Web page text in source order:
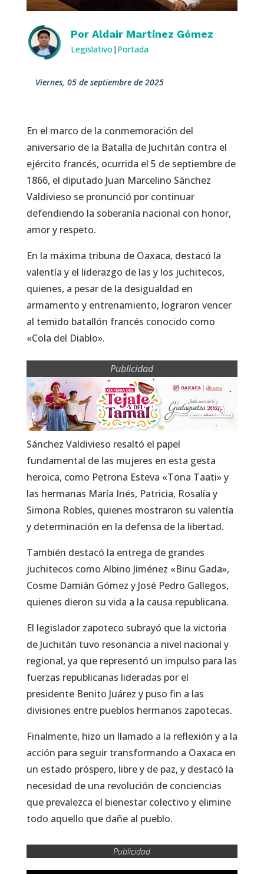
Por Aldair Martínez Gómez
Legislativo | Portada
viernes, 05 de septiembre de 2025
En el marco de la conmemoración del
aniversario de la Batalla de Juchitán contra el
ejército francés, ocurrida el 5 de septiembre de
1866, el diputado Juan Marcelino Sánchez
Valdivieso se pronunció por continuar
defendiendo la soberanía nacional con honor,
amor y respeto.
En la máxima tribuna de Oaxaca, destacó la
valentía y el liderazgo de las y los juchitecos,
quienes, a pesar de la desigualdad en
armamento y entrenamiento, lograron vencer
al temido batallón francés conocido como
«Cola del Diablo».
Publicidad
Sánchez Valdivieso resaltó el papel
fundamental de las mujeres en esta gesta
heroica, como Petrona Esteva «Tona Taati» y
las hermanas María Inés, Patricia, Rosalía y
Simona Robles, quienes mostraron su valentía
y determinación en la defensa de la libertad.
También destacó la entrega de grandes
juchitecos como Albino Jiménez «Binu Gada»,
Cosme Damián Gómez y José Pedro Gallegos,
quienes dieron su vida a la causa republicana.
El legislador zapoteco subrayó que la victoria
de Juchitán tuvo resonancia a nivel nacional y
regional, ya que representó un impulso para las
fuerzas republicanas lideradas por el
presidente Benito Juárez y puso fin a las
divisiones entre pueblos hermanos zapotecas.
Finalmente, hizo un llamado a la reflexión y a la
acción para seguir transformando a Oaxaca en
un estado próspero, libre y de paz, y destacó la
necesidad de una revolución de conciencias
que prevalezca el bienestar colectivo y elimine
todo aquello que dañe al pueblo.
Publicidad